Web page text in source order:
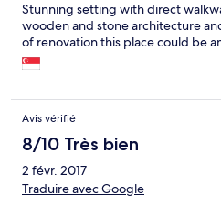
Stunning setting with direct
wooden and stone architecture
of renovation this place could be
Avis vérifié
8/10 Très bien
2 févr. 2017
Traduire avec Google